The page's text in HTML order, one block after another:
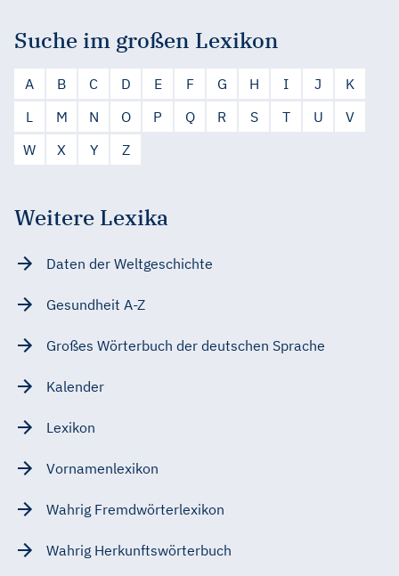
Suche im großen Lexikon
A B C D E F G H I J
K
L
M N O P Q R S T U
V
W
X Y Z
Weitere Lexika
Daten der Weltgeschichte
Gesundheit A-Z
Großes Wörterbuch der deutschen Sprache
Kalender
Lexikon
Vornamenlexikon
Wahrig Fremdwörterlexikon
Wahrig Herkunftswörterbuch